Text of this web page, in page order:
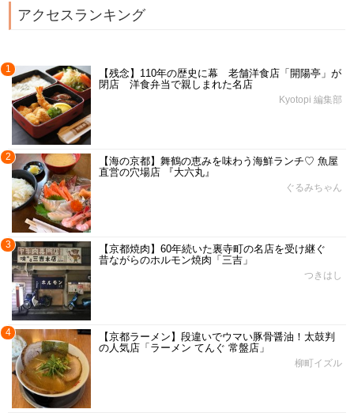
アクセスランキング
1
【残念】110年の歴史に幕 老舗洋食店「開陽亭」が
閉店 洋食弁当で親しまれた名店
Kyotopi 編集部
2
【海の京都】舞鶴の恵みを味わう海鮮ランチ♡ 魚屋
直営の穴場店 『大六丸』
ぐるみちゃん
3
【京都焼肉】60年続いた裏寺町の名店を受け継ぐ
昔ながらのホルモン焼肉「三吉」
つきはし
4
【京都ラーメン】段違いでウマい豚骨醤油！太鼓判
の人気店「ラーメン てんぐ 常盤店」
柳町イズル